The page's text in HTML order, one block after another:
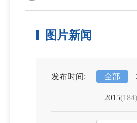
图片新闻
发布时间: 全部
2015(184)